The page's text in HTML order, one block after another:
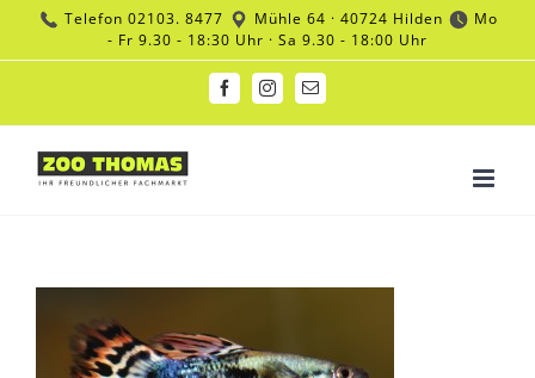
Inhalt
springen
Telefon 02103. 8477 Mühle 64 · 40724 Hilden
Mo
- Fr 9.30 - 18:30 Uhr · Sa 9.30 - 18:00 Uhr
FacebookInstagram
E-